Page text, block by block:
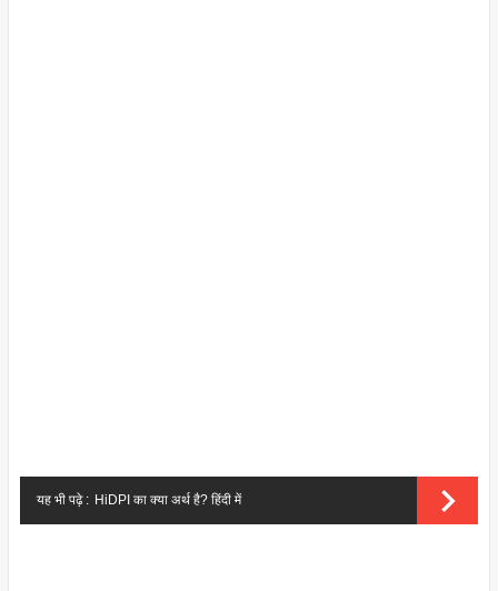
यह भी पढ़े : HiDPI का क्या अर्थ है? हिंदी में